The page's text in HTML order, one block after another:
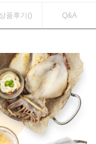
상품후기() Q&A